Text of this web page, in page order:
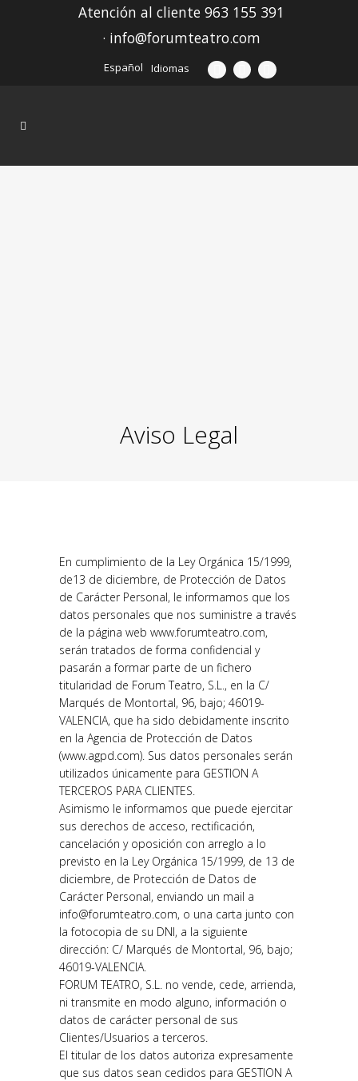
Atención al cliente 963 155 391
· info@forumteatro.com
Idiomas
Español
Aviso Legal
En cumplimiento de la Ley Orgánica 15/1999,
de13 de diciembre, de Protección de Datos
de Carácter Personal, le informamos que los
datos personales que nos suministre a través
de la página web www.forumteatro.com,
serán tratados de forma confidencial y
pasarán a formar parte de un fichero
titularidad de Forum Teatro, S.L., en la C/
Marqués de Montortal, 96, bajo; 46019-
VALENCIA, que ha sido debidamente inscrito
en la Agencia de Protección de Datos
(www.agpd.com). Sus datos personales serán
utilizados únicamente para GESTION A
TERCEROS PARA CLIENTES.
Asimismo le informamos que puede ejercitar
sus derechos de acceso, rectificación,
cancelación y oposición con arreglo a lo
previsto en la Ley Orgánica 15/1999, de 13 de
diciembre, de Protección de Datos de
Carácter Personal, enviando un mail a
info@forumteatro.com, o una carta junto con
la fotocopia de su DNI, a la siguiente
dirección: C/ Marqués de Montortal, 96, bajo;
46019-VALENCIA.
FORUM TEATRO, S.L. no vende, cede, arrienda,
ni transmite en modo alguno, información o
datos de carácter personal de sus
Clientes/Usuarios a terceros.
El titular de los datos autoriza expresamente
que sus datos sean cedidos para GESTION A